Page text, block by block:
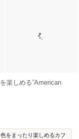
楽しめる”American
をまったり楽しめるカフ